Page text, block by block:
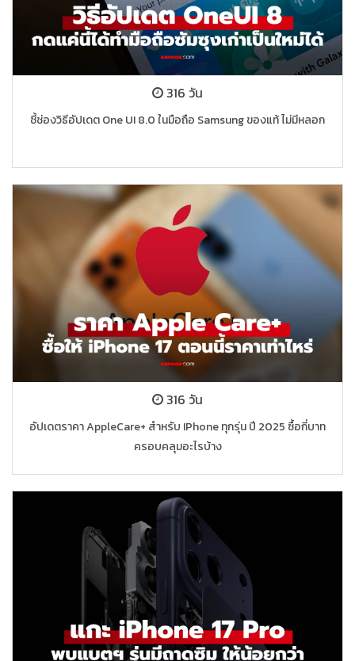
316 วัน
ชี้ช่องวิธีอัปเดต One UI 8.0 ในมือถือ Samsung ของแท้ ไม่มีหลอก
316 วัน
อัปเดตราคา AppleCare+ สำหรับ IPhone ทุกรุ่น ปี 2025 ซื้อกี่บาท
ครอบคลุมอะไรบ้าง